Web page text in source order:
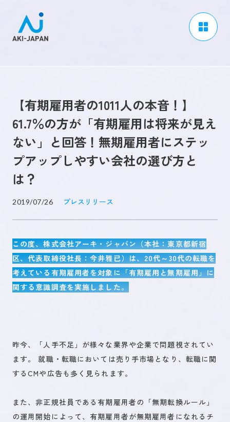
未来を創るひとづくり
CSR / ダイバーシティ
採用情報
ブログ
【有期雇用者の1011人の本音！】
61.7％の方が「有期雇用は将来が見え
ない」と回答！無期雇用者にステッ
プアップしやすい会社の選び方と
は？
2019/07/26 プレスリリース
この度、株式会社アーキ・ジャパン（本社：東京都新宿
区、代表取締役社長：今井雅已）は、20代～30代の転職を
考えている有期雇用者を対象に「有期雇用と無期雇用」に
関する意識調査を実施しました。
昨今、「人手不足」が様々な業界や企業で問題視されてい
ます。 就職・転職においては売り手市場となり、転職に関
するCMや広告も多く見られます。
また、非正規社員である有期雇用者の「無期転換ルール」
の運用開始によって、有期雇用者が無期雇用者になれるチ